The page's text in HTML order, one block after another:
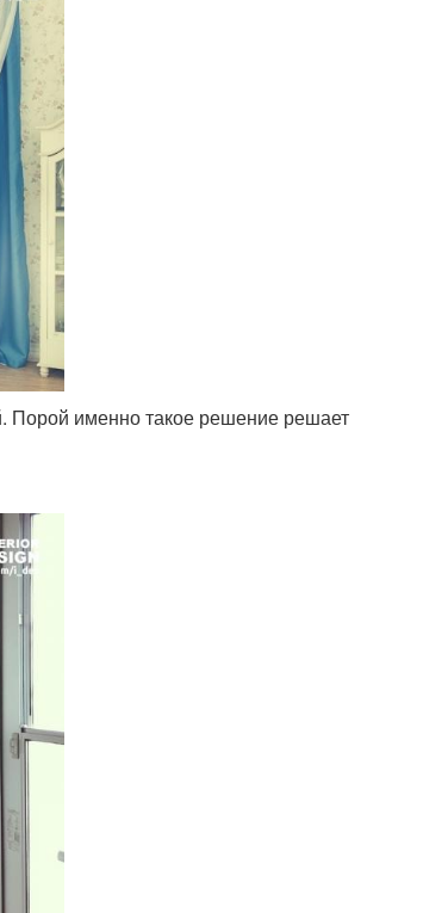
Порой именно такое решение решает